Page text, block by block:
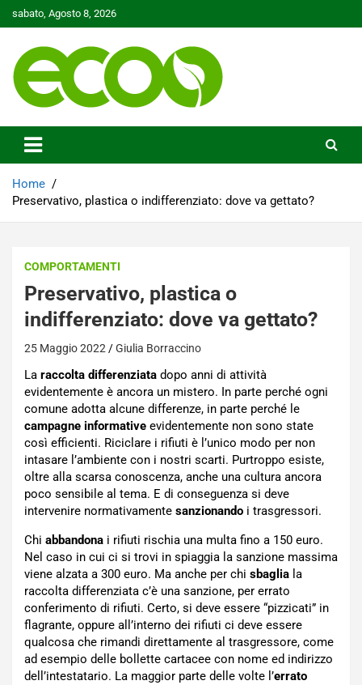
to
sabato, Agosto 8, 2026
Ecoo.it
Home
Preservativo, plastica o indifferenziato: dove va gettato?
COMPORTAMENTI
Preservativo, plastica o
indifferenziato: dove va gettato?
25 Maggio 2022 Giulia Borraccino
La raccolta differenziata dopo anni di attività
evidentemente è ancora un mistero. In parte perché ogni
comune adotta alcune differenze, in parte perché le
campagne informative evidentemente non sono state
così efficienti. Riciclare i rifiuti è l’unico modo per non
intasare l’ambiente con i nostri scarti. Purtroppo esiste,
oltre alla scarsa conoscenza, anche una cultura ancora
poco sensibile al tema. E di conseguenza si deve
intervenire normativamente sanzionando i trasgressori.
Chi abbandona i rifiuti rischia una multa fino a 150 euro.
Nel caso in cui ci si trovi in spiaggia la sanzione massima
viene alzata a 300 euro. Ma anche per chi sbaglia la
raccolta differenziata c’è una sanzione, per errato
conferimento di rifiuti. Certo, si deve essere “pizzicati” in
flagrante, oppure all’interno dei rifiuti ci deve essere
qualcosa che rimandi direttamente al trasgressore, come
ad esempio delle bollette cartacee con nome ed indirizzo
dell’intestatario. La maggior parte delle volte l’errato